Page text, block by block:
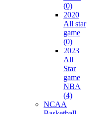
(0)
2020
All star
game
(0)
2023
All
Star
game
NBA
(4)
NCAA